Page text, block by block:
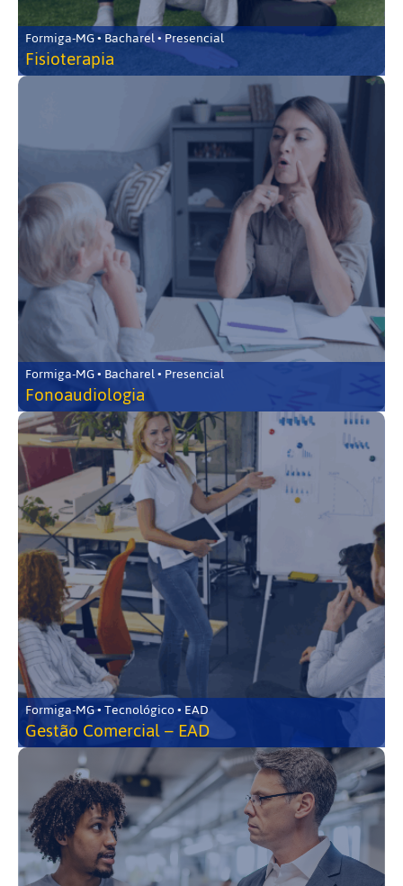
Formiga-MG • Bacharel • Presencial
Fisioterapia
Formiga-MG • Bacharel • Presencial
Fonoaudiologia
Formiga-MG • Tecnológico • EAD
Gestão Comercial – EAD